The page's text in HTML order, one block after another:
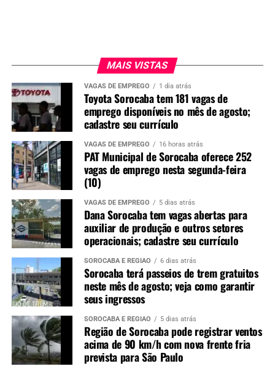
MAIS VISTAS
VAGAS DE EMPREGO 1 dia atrás
Toyota Sorocaba tem 181 vagas de
emprego disponíveis no mês de agosto;
cadastre seu currículo
VAGAS DE EMPREGO 16 horas atrás
PAT Municipal de Sorocaba oferece 252
vagas de emprego nesta segunda-feira
(10)
VAGAS DE EMPREGO 5 dias atrás
Dana Sorocaba tem vagas abertas para
auxiliar de produção e outros setores
operacionais; cadastre seu currículo
SOROCABA E REGIÃO 6 dias atrás
Sorocaba terá passeios de trem gratuitos
neste mês de agosto; veja como garantir
seus ingressos
SOROCABA E REGIÃO 5 dias atrás
Região de Sorocaba pode registrar ventos
acima de 90 km/h com nova frente fria
prevista para São Paulo